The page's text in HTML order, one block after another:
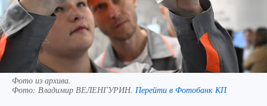
Фото из архива.
Фото: Владимир ВЕЛЕНГУРИН. Перейти в Фотобанк КП